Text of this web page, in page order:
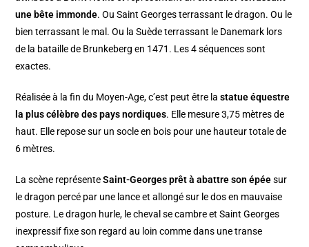
une bête immonde. Ou Saint Georges terrassant le dragon. Ou le
bien terrassant le mal. Ou la Suède terrassant le Danemark lors
de la bataille de Brunkeberg en 1471. Les 4 séquences sont
exactes.
Réalisée à la fin du Moyen-Age, c’est peut être lastatue équestre
la plus célèbre des pays nordiques. Elle mesure 3,75 mètres de
haut. Elle repose sur un socle en bois pour une hauteur totale de
6 mètres.
La scène représenteSaint-Georges prêt à abattre son épéesur
le dragon percé par une lance et allongé sur le dos en mauvaise
posture. Le dragon hurle, le cheval se cambre et Saint Georges
inexpressif fixe son regard au loin comme dans une transe